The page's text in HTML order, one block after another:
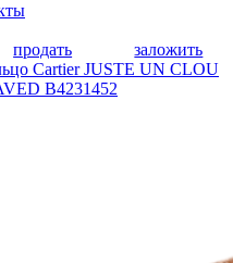
продать
заложить
Cartier JUSTE UN CLOU
B4231452